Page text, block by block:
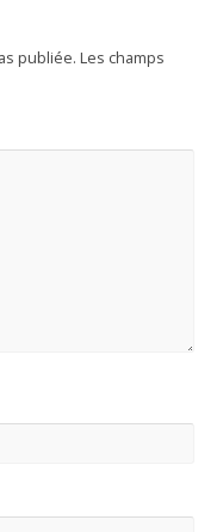
publiée. Les champs